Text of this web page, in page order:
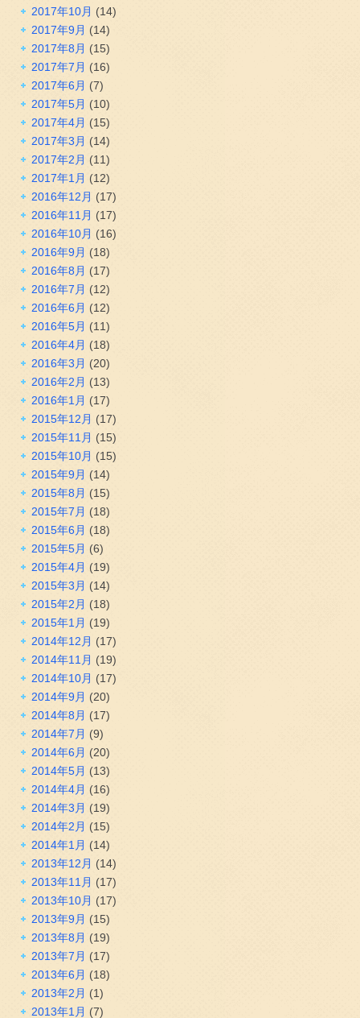
2017年10月 (14)
2017年9月 (14)
2017年8月 (15)
2017年7月 (16)
2017年6月 (7)
2017年5月 (10)
2017年4月 (15)
2017年3月 (14)
2017年2月 (11)
2017年1月 (12)
2016年12月 (17)
2016年11月 (17)
2016年10月 (16)
2016年9月 (18)
2016年8月 (17)
2016年7月 (12)
2016年6月 (12)
2016年5月 (11)
2016年4月 (18)
2016年3月 (20)
2016年2月 (13)
2016年1月 (17)
2015年12月 (17)
2015年11月 (15)
2015年10月 (15)
2015年9月 (14)
2015年8月 (15)
2015年7月 (18)
2015年6月 (18)
2015年5月 (6)
2015年4月 (19)
2015年3月 (14)
2015年2月 (18)
2015年1月 (19)
2014年12月 (17)
2014年11月 (19)
2014年10月 (17)
2014年9月 (20)
2014年8月 (17)
2014年7月 (9)
2014年6月 (20)
2014年5月 (13)
2014年4月 (16)
2014年3月 (19)
2014年2月 (15)
2014年1月 (14)
2013年12月 (14)
2013年11月 (17)
2013年10月 (17)
2013年9月 (15)
2013年8月 (19)
2013年7月 (17)
2013年6月 (18)
2013年2月 (1)
2013年1月 (7)